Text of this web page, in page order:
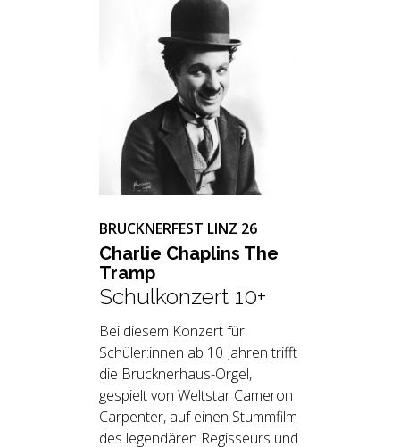
BRUCKNERFEST LINZ 26
Char­lie Chap­lins The
Tramp
Schulkonzert 10+
Bei diesem Konzert für
Schüler:innen ab 10 Jahren trifft
die Brucknerhaus-Orgel,
gespielt von Weltstar Cameron
Carpenter, auf einen Stummfilm
des legendären Regisseurs und